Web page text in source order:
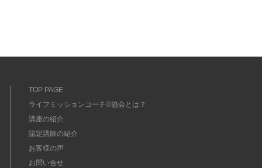
TOP PAGE
ライフミッションコーチ®協会とは？
講座の紹介
認定講師の紹介
お客様の声
お問い合せ